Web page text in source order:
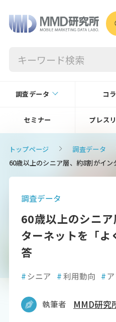
調査データ コ
セミナー プレス
トップページ
調査データ
60歳以上のシニア層、約8割がイ
調査データ
60歳以上のシニ
ターネットを「よ
答
#シニア #利用動向 #
執筆者 MMD研究